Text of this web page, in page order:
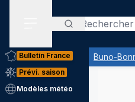
Rechercher
Buno-
Bulletin France
Prévi. saison
Modèles météo